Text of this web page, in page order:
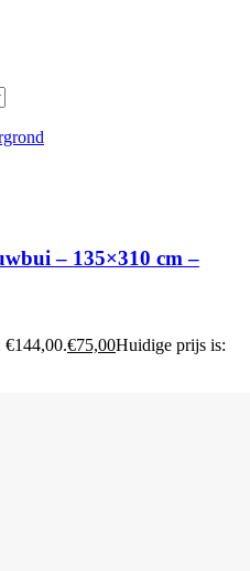
– 135×310 cm –
€75,00Huidige prijs is: